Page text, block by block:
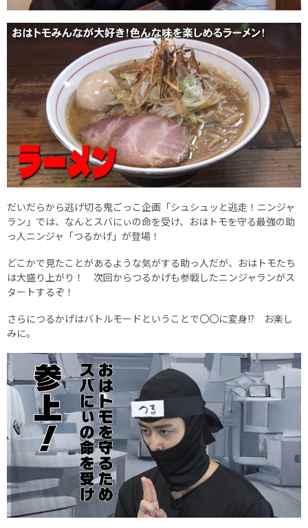
だいだらから逃げ切る鬼ごっこ企画「シュシュッと逃走！ニンジャ
ラン」では、なんとスバにぃの命を受け、おはトモを守る最強の助
っ人ニンジャ「つるかげ」が登場！
どこかで見たことがあるような気がする助っ人だが、おはトモたち
は大盛り上がり！ 次回からつるかげも参戦したニンジャランがス
タートするぞ！
さらにつるかげはバトルモードということで〇〇に変身!? お楽し
みに。